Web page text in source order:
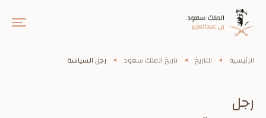
الرئيسية التاريخ تاريخ الملك سعود رجل السياسة
رجل